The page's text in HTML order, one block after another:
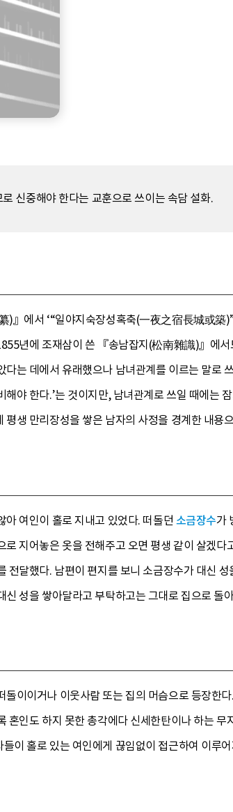
신중해야 한다는 교훈으로 쓰이는 속담 설화.
)』에서 ‘“일야지숙장성혹축(一夜之宿長城或築
년에 조재삼이 쓴 『송남잡지(松南雜識)』에
는 데에서 유래했으나 남녀관계를 이르는 말로
야 한다.’는 것이지만, 남녀관계로 쓰일 때에는
생 만리장성을 쌓은 남자의 사정을 경계한 내용
여인이 홀로 지내고 있었다. 떠돌던 소금장수가
지어놓은 옷을 전해주고 오면 평생 같이 살겠
전달했다. 남편이 편지를 보니 소금장수가 대신
성을 쌓아달라고 부탁하고는 그대로 집으로 돌
돌이이거나 이웃사람 또는 집의 머슴으로 등장한
혼인도 하지 못한 총각에다 신세한탄이나 하는
이 홀로 있는 여인에게 끊임없이 접근하여 이루